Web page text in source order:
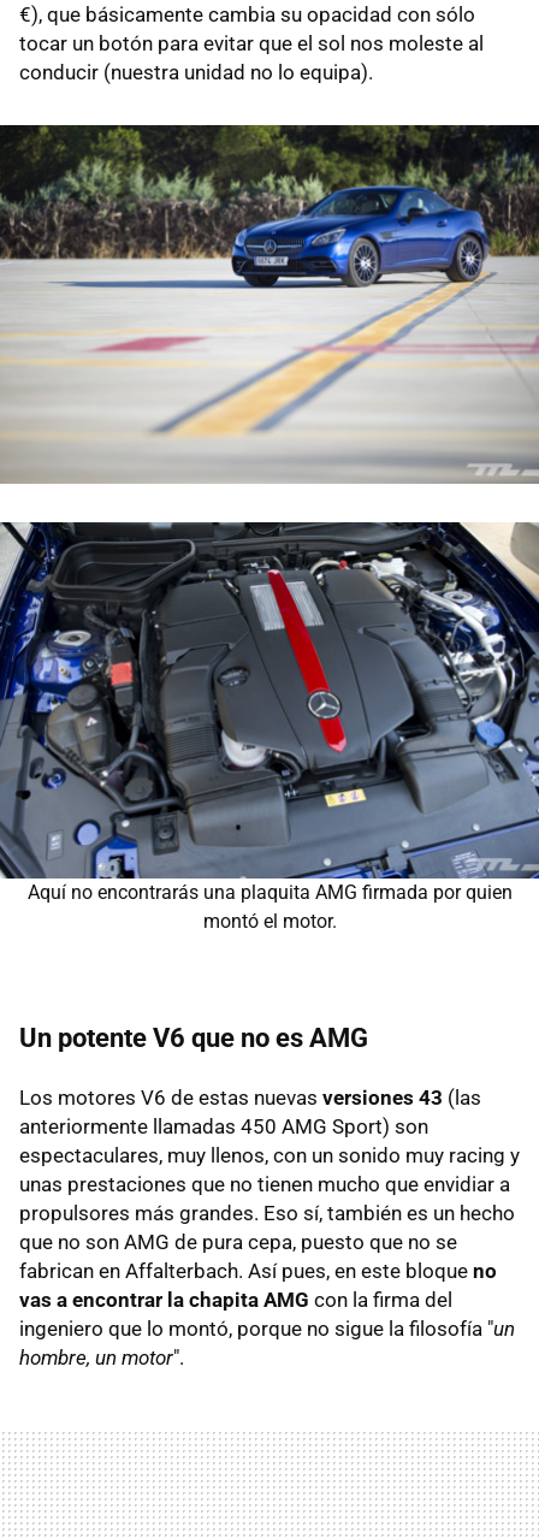
€), que básicamente cambia su opacidad con sólo
tocar un botón para evitar que el sol nos moleste al
conducir (nuestra unidad no lo equipa).
Aquí no encontrarás una plaquita AMG firmada por quien
montó el motor.
Un potente V6 que no es AMG
Los motores V6 de estas nuevas versiones 43 (las
anteriormente llamadas 450 AMG Sport) son
espectaculares, muy llenos, con un sonido muy racing y
unas prestaciones que no tienen mucho que envidiar a
propulsores más grandes. Eso sí, también es un hecho
que no son AMG de pura cepa, puesto que no se
fabrican en Affalterbach. Así pues, en este bloque no
vas a encontrar la chapita AMG con la firma del
ingeniero que lo montó, porque no sigue la filosofía "un
hombre, un motor".